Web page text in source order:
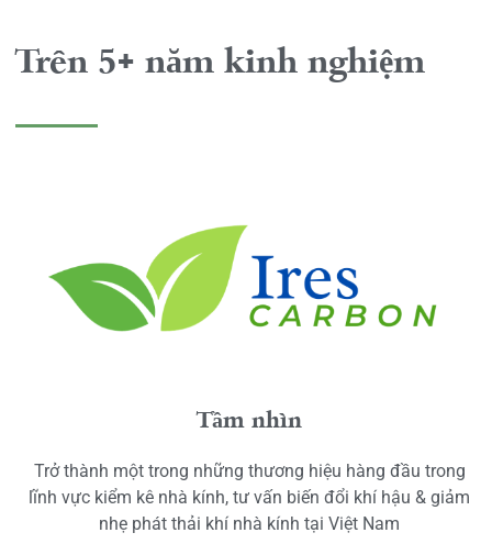
Trên 5+ năm kinh nghiệm
Tầm nhìn
Trở thành một trong những thương hiệu hàng đầu trong
lĩnh vực kiểm kê nhà kính, tư vấn biến đổi khí hậu & giảm
nhẹ phát thải khí nhà kính tại Việt Nam